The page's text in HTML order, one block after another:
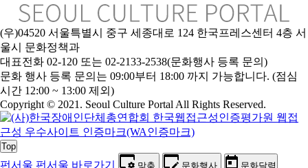
(우)04520 서울특별시 중구 세종대로 124 한국프레스센터 4층 서
울시 문화정책과
대표전화 02-120 또는 02-2133-2538(문화행사 등록 문의)
문화 행사 등록 문의는 09:00부터 18:00 까지 가능합니다. (점심
시간 12:00 ~ 13:00 제외)
Copyright © 2021. Seoul Culture Portal All Rights Reserved.
Top
펀서울 펀서울 바로가기 맞춤 문화행사 문화달력